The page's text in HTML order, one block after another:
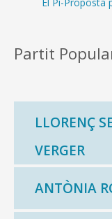
Partit
LLORENÇ
VERGER
ANTÒNIA